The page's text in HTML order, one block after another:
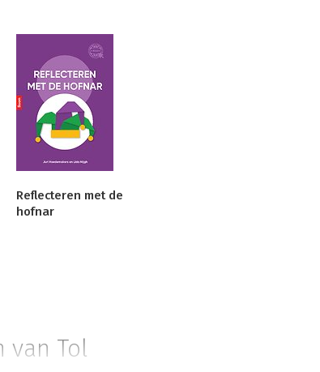
Reflecteren met de
hofnar
van Tol